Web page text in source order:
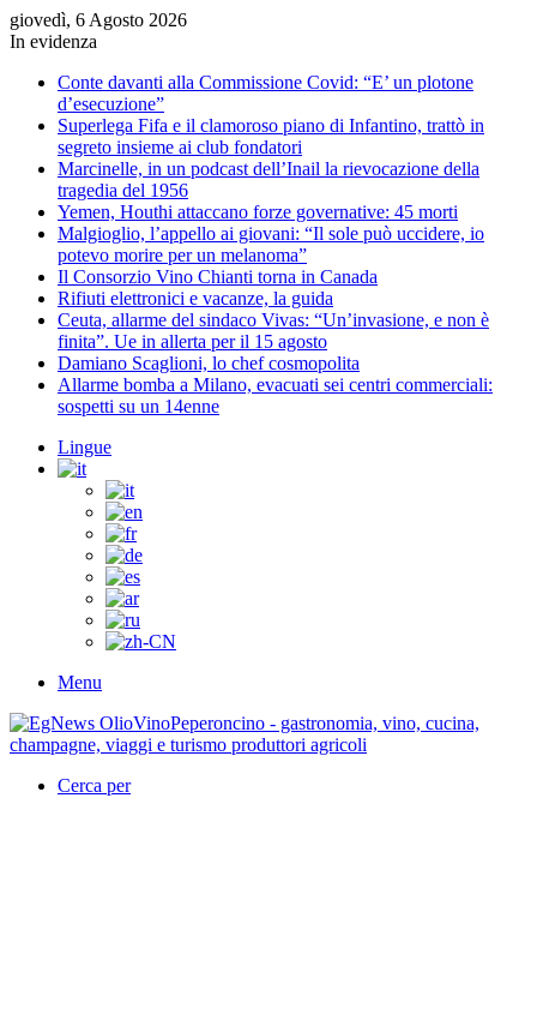
giovedì, 6 Agosto 2026
In evidenza
Conte davanti alla Commissione Covid: “E’ un plotone
d’esecuzione”
Superlega Fifa e il clamoroso piano di Infantino, trattò in
segreto insieme ai club fondatori
Marcinelle, in un podcast dell’Inail la rievocazione della
tragedia del 1956
Yemen, Houthi attaccano forze governative: 45 morti
Malgioglio, l’appello ai giovani: “Il sole può uccidere, io
potevo morire per un melanoma”
Il Consorzio Vino Chianti torna in Canada
Rifiuti elettronici e vacanze, la guida
Ceuta, allarme del sindaco Vivas: “Un’invasione, e non è
finita”. Ue in allerta per il 15 agosto
Damiano Scaglioni, lo chef cosmopolita
Allarme bomba a Milano, evacuati sei centri commerciali:
sospetti su un 14enne
Lingue
Menu
Cerca per